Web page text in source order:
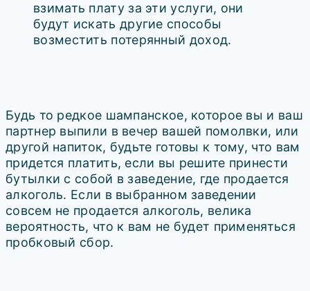
взимать плату за эти услуги, они
будут искать другие способы
возместить потерянный доход.
Будь то редкое шампанское, которое вы и ваш
партнер выпили в вечер вашей помолвки, или
другой напиток, будьте готовы к тому, что вам
придется платить, если вы решите принести
бутылки с собой в заведение, где продается
алкоголь. Если в выбранном заведении
совсем не продается алкоголь, велика
вероятность, что к вам не будет применяться
пробковый сбор.